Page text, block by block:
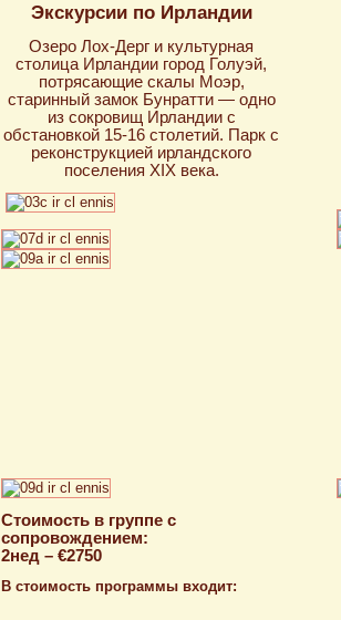
Экскурсии по Ирландии
Озеро Лох-Дерг и культурная
столица Ирландии город Голуэй,
потрясающие скалы Моэр,
старинный замок Бунратти — одно
из сокровищ Ирландии с
обстановкой 15-16 столетий. Парк с
реконструкцией ирландского
поселения XIX века.
Стоимость в группе с
сопровождением:
2нед – €2750
В стоимость программы входит: